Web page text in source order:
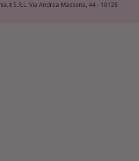
S.R.L. Via Andrea Massena, 44 - 10128